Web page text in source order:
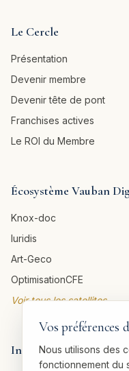
Le Cercle
Présentation
Devenir membre
Devenir tête de pont
Franchises actives
Le ROI du Membre
Écosystème Vauban
Knox-doc
Iuridis
Art-Geco
OptimisationCFE
Voir tous les satellites →
Informations légales
Vos préférences
Nous utilisons des
fonctionnement du